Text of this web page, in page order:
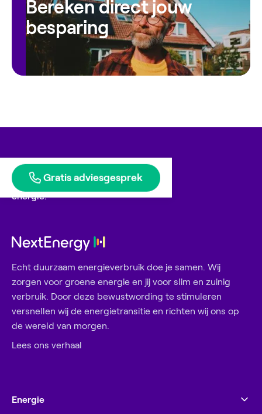
Bereken direct jouw
besparing
Gratis adviesgesprek
Blije klanten geven ons
energie.
Echt duurzaam energieverbruik doe je samen. Wij
zorgen voor groene energie en jij voor slim en zuinig
verbruik. Door deze bewustwording te stimuleren
versnellen wij de energietransitie en richten wij ons op
de wereld van morgen.
Lees ons verhaal
Energie